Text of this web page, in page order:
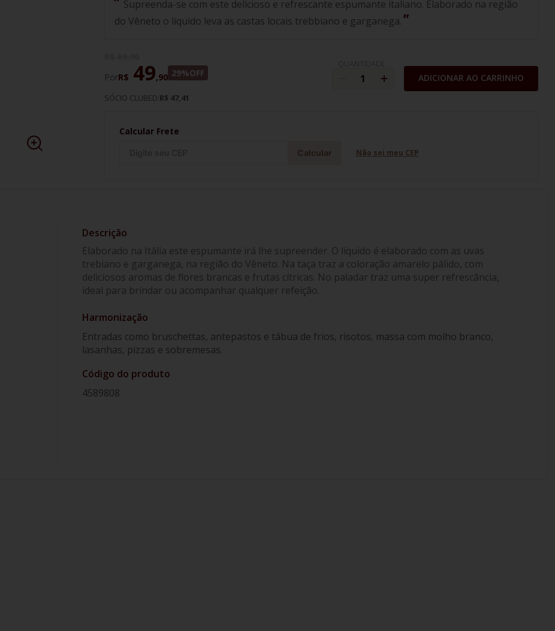
Supreenda-se com este delicioso e refrescante espumante italiano. Elaborado na região
do Vêneto o líquido leva as castas locais trebbiano e garganega.
PorR$ 49,90 29%OFF
SÓCIO CLUBED:R$ 47,41
ADICIONAR AO CARRINHO
Calcular Frete
Calcular Não sei meu CEP
Elaborado na Itália este espumante irá lhe supreender. O líquido é elaborado com as uvas
trebiano e garganega, na região do Vêneto. Na taça traz a coloração amarelo pálido, com
deliciosos aromas de flores brancas e frutas cítricas. No paladar traz uma super refrescância,
ideal para brindar ou acompanhar qualquer refeição.
Harmonização
Entradas como bruschettas, antepastos e tábua de frios, risotos, massa com molho branco,
lasanhas, pizzas e sobremesas.
Código do produto
4589808